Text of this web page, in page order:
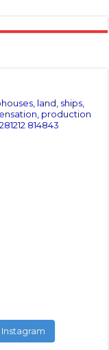
land, ships,
production
814843